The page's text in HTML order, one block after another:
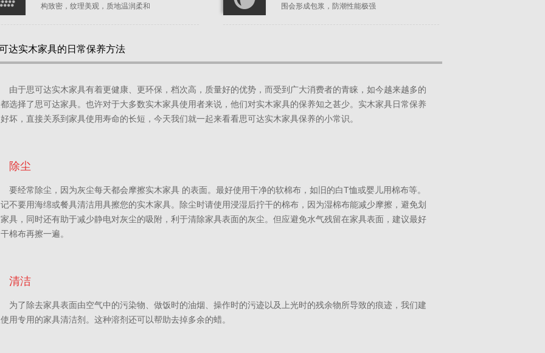
构致密，纹理美观，质地温润柔和
围会形成包浆，防潮性能极强
达实木家具的日常保养方法
由于思可达实木家具有着更健康、更环保，档次高，质量好的优势，而受到广大消费者的青睐，如今越来越多的
选择了思可达家具。也许对于大多数实木家具使用者来说，他们对实木家具的保养知之甚少。实木家具日常保养
坏，直接关系到家具使用寿命的长短，今天我们就一起来看看思可达实木家具保养的小常识。
除尘
要经常除尘，因为灰尘每天都会摩擦实木家具 的表面。最好使用干净的软棉布，如旧的白T恤或婴儿用棉布等。
不要用海绵或餐具清洁用具擦您的实木家具。除尘时请使用浸湿后拧干的棉布，因为湿棉布能减少摩擦，避免划
具，同时还有助于减少静电对灰尘的吸附，利于清除家具表面的灰尘。但应避免水气残留在家具表面，建议最好
棉布再擦一遍。
清洁
为了除去家具表面由空气中的污染物、做饭时的油烟、操作时的污迹以及上光时的残余物所导致的痕迹，我们建
用专用的家具清洁剂。这种溶剂还可以帮助去掉多余的蜡。